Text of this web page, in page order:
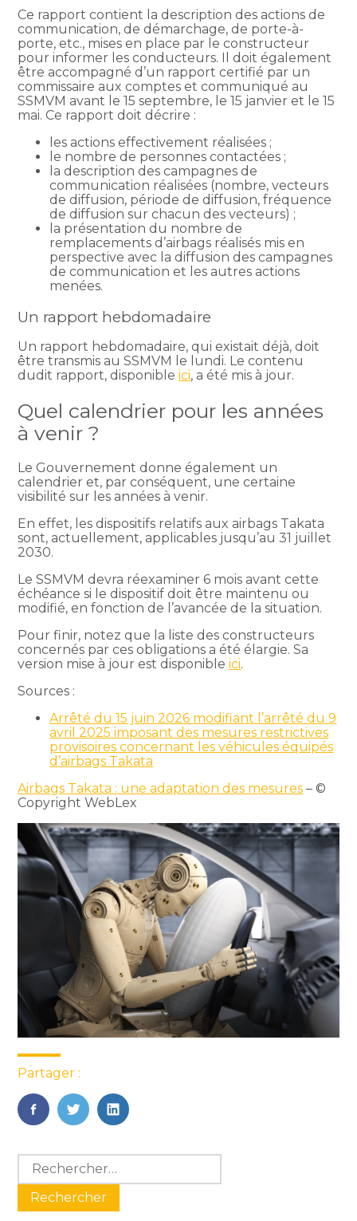
Ce rapport contient la description des actions de
communication, de démarchage, de porte-à-
porte, etc., mises en place par le constructeur
pour informer les conducteurs. Il doit également
être accompagné d’un rapport certifié par un
commissaire aux comptes et communiqué au
SSMVM avant le 15 septembre, le 15 janvier et le 15
mai. Ce rapport doit décrire :
les actions effectivement réalisées ;
le nombre de personnes contactées ;
la description des campagnes de
communication réalisées (nombre, vecteurs
de diffusion, période de diffusion, fréquence
de diffusion sur chacun des vecteurs) ;
la présentation du nombre de
remplacements d’airbags réalisés mis en
perspective avec la diffusion des campagnes
de communication et les autres actions
menées.
Un rapport hebdomadaire
Un rapport hebdomadaire, qui existait déjà, doit
être transmis au SSMVM le lundi. Le contenu
dudit rapport, disponibleici, a été mis à jour.
Quel calendrier pour les années
à venir ?
Le Gouvernement donne également un
calendrier et, par conséquent, une certaine
visibilité sur les années à venir.
En effet, les dispositifs relatifs aux airbags Takata
sont, actuellement, applicables jusqu’au 31 juillet
2030.
Le SSMVM devra réexaminer 6 mois avant cette
échéance si le dispositif doit être maintenu ou
modifié, en fonction de l’avancée de la situation.
Pour finir, notez que la liste des constructeurs
concernés par ces obligations a été élargie. Sa
version mise à jour est disponibleici.
Sources :
Arrêté du 15 juin 2026 modifiant l’arrêté du 9
avril 2025 imposant des mesures restrictives
provisoires concernant les véhicules équipés
d’airbags Takata
Airbags Takata : une adaptation des mesures – ©
Copyright WebLex
Partager :
FaceBook
TwitterLinkedIn
Blog
sidebar
Rechercher :